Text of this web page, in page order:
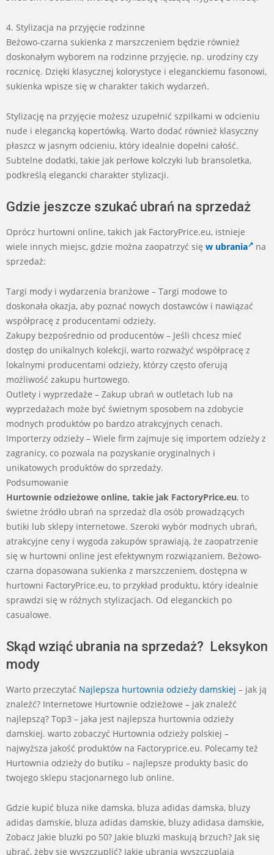
4. Stylizacja na przyjęcie rodzinne
Beżowo-czarna sukienka z marszczeniem będzie również
doskonałym wyborem na rodzinne przyjęcie, np. urodziny czy
rocznicę. Dzięki klasycznej kolorystyce i eleganckiemu fasonowi,
sukienka wpisze się w charakter takich wydarzeń.
Stylizację na przyjęcie możesz uzupełnić szpilkami w odcieniu
nude i elegancką kopertówką. Warto dodać również klasyczny
płaszcz w jasnym odcieniu, który idealnie dopełni całość.
Subtelne dodatki, takie jak perłowe kolczyki lub bransoletka,
podkreślą elegancki charakter stylizacji.
Gdzie jeszcze szukać ubrań na sprzedaż
Oprócz hurtowni online, takich jak FactoryPrice.eu, istnieje
wiele innych miejsc, gdzie można zaopatrzyć się w ubrania
na
sprzedaż:
Targi mody i wydarzenia branżowe – Targi modowe to
doskonała okazja, aby poznać nowych dostawców i nawiązać
współpracę z producentami odzieży.
Zakupy bezpośrednio od producentów – Jeśli chcesz mieć
dostęp do unikalnych kolekcji, warto rozważyć współpracę z
lokalnymi producentami odzieży, którzy często oferują
możliwość zakupu hurtowego.
Outlety i wyprzedaże – Zakup ubrań w outletach lub na
wyprzedażach może być świetnym sposobem na zdobycie
modnych produktów po bardzo atrakcyjnych cenach.
Importerzy odzieży – Wiele firm zajmuje się importem odzieży z
zagranicy, co pozwala na pozyskanie oryginalnych i
unikatowych produktów do sprzedaży.
Podsumowanie
Hurtownie odzieżowe online, takie jak FactoryPrice.eu, to
świetne źródło ubrań na sprzedaż dla osób prowadzących
butiki lub sklepy internetowe. Szeroki wybór modnych ubrań,
atrakcyjne ceny i wygoda zakupów sprawiają, że zaopatrzenie
się w hurtowni online jest efektywnym rozwiązaniem. Beżowo-
czarna dopasowana sukienka z marszczeniem, dostępna w
hurtowni FactoryPrice.eu, to przykład produktu, który idealnie
sprawdzi się w różnych stylizacjach. Od eleganckich po
casualowe.
Skąd wziąć ubrania na sprzedaż? Leksykon
mody
Warto przeczytać Najlepsza hurtownia odzieży damskiej – jak ją
znaleźć? Internetowe Hurtownie odzieżowe – jak znaleźć
najlepszą? Top3 – jaka jest najlepsza hurtownia odzieży
damskiej. warto zobaczyć Hurtownia odzieży polskiej –
najwyższa jakość produktów na Factoryprice.eu. Polecamy też
Hurtownia odzieży do butiku – najlepsze produkty basic do
twojego sklepu stacjonarnego lub online.
Gdzie kupić bluza nike damska, bluza adidas damska, bluzy
adidas damskie, bluza adidas damskie, bluzy adidasa damskie,
Zobacz Jakie bluzki po 50? Jakie bluzki maskują brzuch? Jak się
ubrać, żeby się wyszczuplić? Jakie ubrania wyszczuplają